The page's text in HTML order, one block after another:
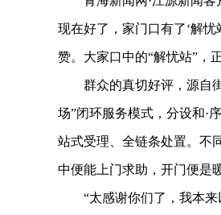
现在好了，家门口有了‘解
赞。大家口中的“解忧站”，
群众的真切好评，源自街
场”闭环服务模式，分设和·
站式受理、全链条处置。不
中便能上门求助，开门便是
“太感谢你们了，我本来